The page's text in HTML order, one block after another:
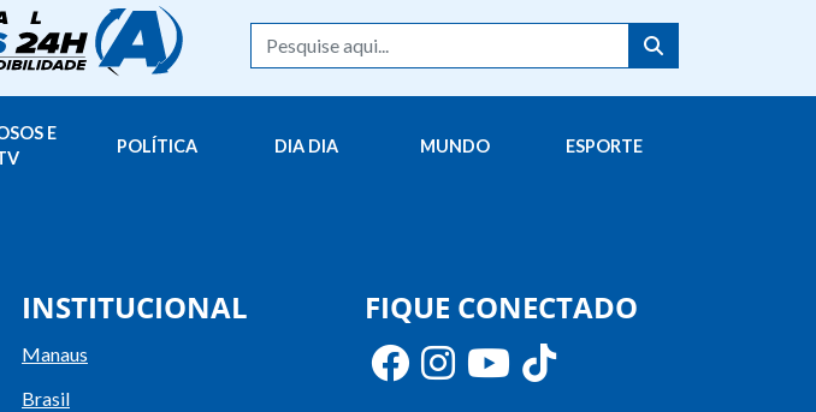
E
POLÍTICA DIA DIA MUNDO ESPORTE
INSTITUCIONAL
Manaus
Brasil
FIQUE CONECTADO